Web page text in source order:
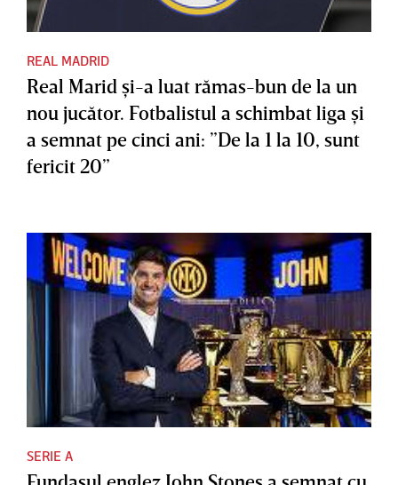
REAL MADRID
Real Marid şi-a luat rămas-bun de la un
nou jucător. Fotbalistul a schimbat liga şi
a semnat pe cinci ani: ”De la 1 la 10, sunt
fericit 20”
SERIE A